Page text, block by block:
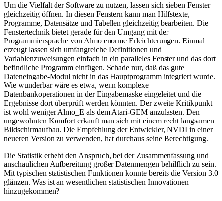
Um die Vielfalt der Software zu nutzen, lassen sich sieben Fenster
gleichzeitig öffnen. In diesen Fenstern kann man Hilfstexte,
Programme, Datensätze und Tabellen gleichzeitig bearbeiten. Die
Fenstertechnik bietet gerade für den Umgang mit der
Programmiersprache von Almo enorme Erleichterungen. Einmal
erzeugt lassen sich umfangreiche Definitionen und
Variablenzuweisungen einfach in ein paralleles Fenster und das dort
befindliche Programm einfügen. Schade nur, daß das gute
Dateneingabe-Modul nicht in das Hauptprogramm integriert wurde.
Wie wunderbar wäre es etwa, wenn komplexe
Datenbankoperationen in der Eingabemaske eingeleitet und die
Ergebnisse dort überprüft werden könnten. Der zweite Kritikpunkt
ist wohl weniger Almo_E als dem Atari-GEM anzulasten. Den
ungewohnten Komfort erkauft man sich mit einem recht langsamen
Bildschirmaufbau. Die Empfehlung der Entwickler, NVDI in einer
neueren Version zu verwenden, hat durchaus seine Berechtigung.
Die Statistik erhebt den Anspruch, bei der Zusammenfassung und
anschaulichen Aufbereitung großer Datenmengen behilflich zu sein.
Mit typischen statistischen Funktionen konnte bereits die Version 3.0
glänzen. Was ist an wesentlichen statistischen Innovationen
hinzugekommen?